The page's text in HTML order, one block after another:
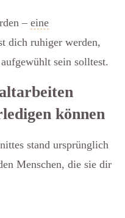
– eine
dich ruhiger werden,
sein solltest.
können
stand ursprünglich
Menschen, die sie dir